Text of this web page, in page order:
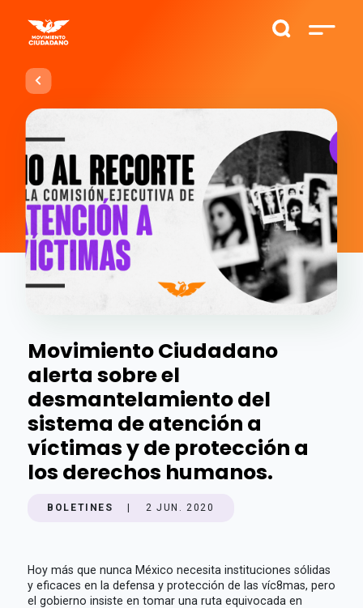
Movimiento Ciudadano
alerta sobre el
desmantelamiento del
sistema de atención a
víctimas y de protección a
los derechos humanos.
BOLETINES 2 JUN. 2020
Hoy más que nunca México necesita instituciones sólidas
y eficaces en la defensa y protección de las víc8mas, pero
el gobierno insiste en tomar una ruta equivocada en